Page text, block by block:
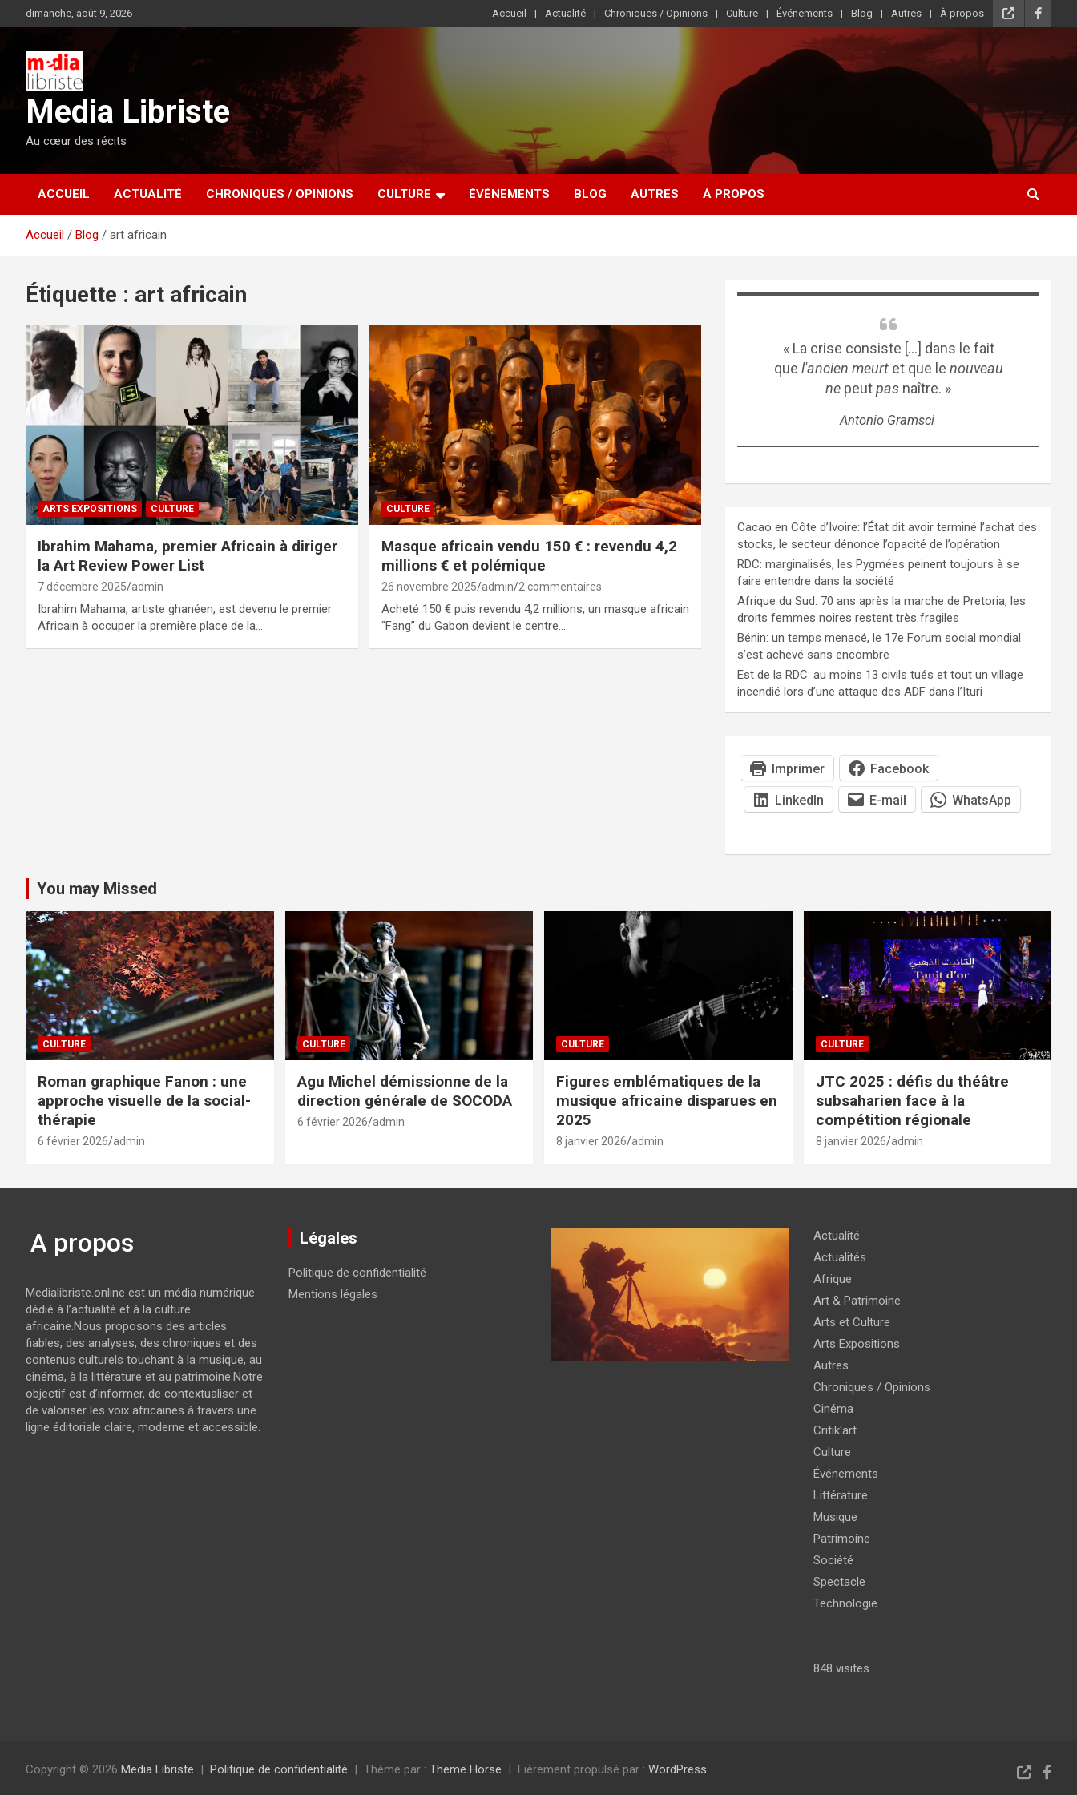
au
dimanche, août 9, 2026 Accueil Actualité Chroniques / Opinions Culture Événements Blog Autres À propos
Media Libriste
Au cœur des récits
ACCUEIL ACTUALITÉ CHRONIQUES / OPINIONS CULTURE ÉVÉNEMENTS BLOG AUTRES À PROPOS
Accueil Blog art africain
Étiquette : art africain
ARTS EXPOSITIONS CULTURE
Ibrahim Mahama, premier Africain à diriger
la Art Review Power List
7 décembre 2025 admin
Ibrahim Mahama, artiste ghanéen, est devenu le premier
Africain à occuper la première place de la…
CULTURE
Masque africain vendu 150 € : revendu 4,2
millions € et polémique
26 novembre 2025 admin 2 commentaires
Acheté 150 € puis revendu 4,2 millions, un masque africain
“Fang” du Gabon devient le centre…
« La crise consiste [...] dans le fait
que l'ancien meurtet que le nouveau
ne peutpas naître. »
Antonio Gramsci
Cacao en Côte d’Ivoire: l’État dit avoir terminé l’achat des
stocks, le secteur dénonce l’opacité de l’opération
RDC: marginalisés, les Pygmées peinent toujours à se
faire entendre dans la société
Afrique du Sud: 70 ans après la marche de Pretoria, les
droits femmes noires restent très fragiles
Bénin: un temps menacé, le 17e Forum social mondial
s’est achevé sans encombre
Est de la RDC: au moins 13 civils tués et tout un village
incendié lors d’une attaque des ADF dans l’Ituri
Imprimer Facebook
LinkedIn E-mail WhatsApp
You may Missed
CULTURE
Roman graphique Fanon : une
approche visuelle de la social-
thérapie
6 février 2026 admin
CULTURE
Agu Michel démissionne de la
direction générale de SOCODA
6 février 2026 admin
CULTURE
Figures emblématiques de la
musique africaine disparues en
2025
8 janvier 2026 admin
CULTURE
JTC 2025 : défis du théâtre
subsaharien face à la
compétition régionale
8 janvier 2026 admin
A propos
Medialibriste.online est un média numérique
dédié à l’actualité et à la culture
africaine.Nous proposons des articles
fiables, des analyses, des chroniques et des
contenus culturels touchant à la musique, au
cinéma, à la littérature et au patrimoine.Notre
objectif est d’informer, de contextualiser et
de valoriser les voix africaines à travers une
ligne éditoriale claire, moderne et accessible.
Légales
Politique de confidentialité
Mentions légales
Actualité
Actualités
Afrique
Art & Patrimoine
Arts et Culture
Arts Expositions
Autres
Chroniques / Opinions
Cinéma
Critik'art
Culture
Événements
Littérature
Musique
Patrimoine
Société
Spectacle
Technologie
848 visites
Copyright © 2026 Media Libriste Politique de confidentialité Thème par : Theme Horse Fièrement propulsé par : WordPress